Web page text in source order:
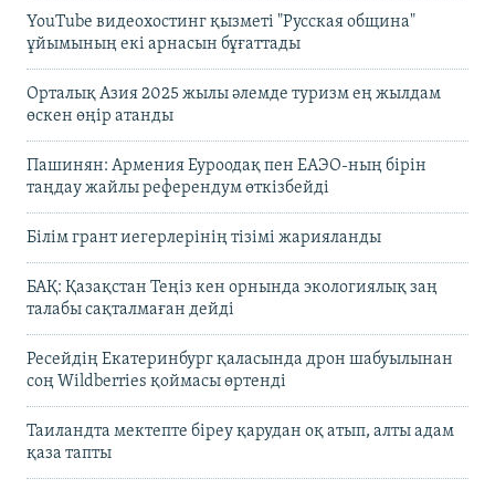
YouTube видеохостинг қызметі "Русская община"
ұйымының екі арнасын бұғаттады
Орталық Азия 2025 жылы әлемде туризм ең жылдам
өскен өңір атанды
Пашинян: Армения Еуроодақ пен ЕАЭО-ның бірін
таңдау жайлы референдум өткізбейді
Білім грант иегерлерінің тізімі жарияланды
БАҚ: Қазақстан Теңіз кен орнында экологиялық заң
талабы сақталмаған дейді
Ресейдің Екатеринбург қаласында дрон шабуылынан
соң Wildberries қоймасы өртенді
Таиландта мектепте біреу қарудан оқ атып, алты адам
қаза тапты